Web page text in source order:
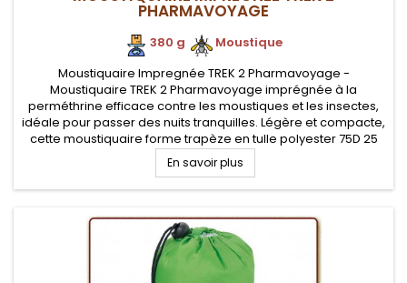
PHARMAVOYAGE
380 g
Moustique
Moustiquaire Impregnée TREK 2 Pharmavoyage -
Moustiquaire TREK 2 Pharmavoyage imprégnée à la
perméthrine efficace contre les moustiques et les insectes,
idéale pour passer des nuits tranquilles. Légère et compacte,
cette moustiquaire forme trapèze en tulle polyester 75D 25
mailles par cm2 est idéale en randonnée, voyage et
camping.
En savoir plus